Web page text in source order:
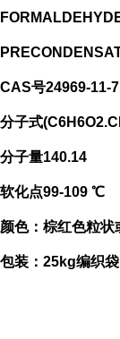
CAS号24969-11-7
分子式
分子量140.14
软化点99-109 ℃
颜色：棕红色粒状
包装：25kg编织袋